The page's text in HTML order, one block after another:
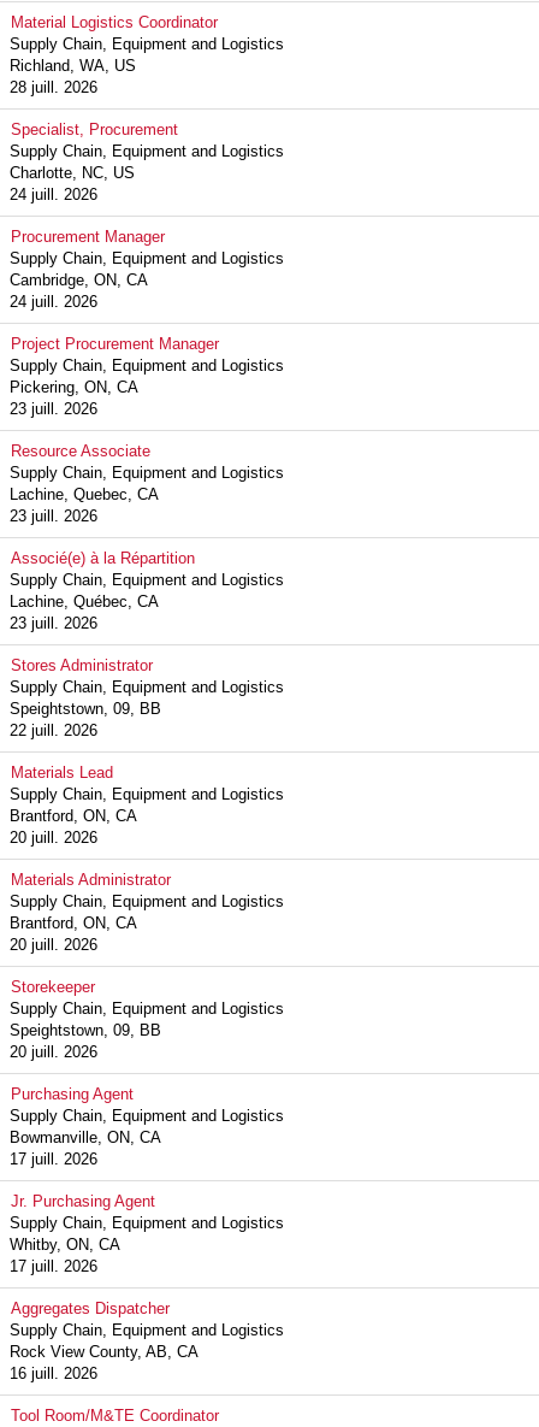
Material Logistics Coordinator
Supply Chain, Equipment and Logistics
Richland, WA, US
28 juill. 2026
Specialist, Procurement
Supply Chain, Equipment and Logistics
Charlotte, NC, US
24 juill. 2026
Procurement Manager
Supply Chain, Equipment and Logistics
Cambridge, ON, CA
24 juill. 2026
Project Procurement Manager
Supply Chain, Equipment and Logistics
Pickering, ON, CA
23 juill. 2026
Resource Associate
Supply Chain, Equipment and Logistics
Lachine, Quebec, CA
23 juill. 2026
Associé(e) à la Répartition
Supply Chain, Equipment and Logistics
Lachine, Québec, CA
23 juill. 2026
Stores Administrator
Supply Chain, Equipment and Logistics
Speightstown, 09, BB
22 juill. 2026
Materials Lead
Supply Chain, Equipment and Logistics
Brantford, ON, CA
20 juill. 2026
Materials Administrator
Supply Chain, Equipment and Logistics
Brantford, ON, CA
20 juill. 2026
Storekeeper
Supply Chain, Equipment and Logistics
Speightstown, 09, BB
20 juill. 2026
Purchasing Agent
Supply Chain, Equipment and Logistics
Bowmanville, ON, CA
17 juill. 2026
Jr. Purchasing Agent
Supply Chain, Equipment and Logistics
Whitby, ON, CA
17 juill. 2026
Aggregates Dispatcher
Supply Chain, Equipment and Logistics
Rock View County, AB, CA
16 juill. 2026
Tool Room/M&TE Coordinator